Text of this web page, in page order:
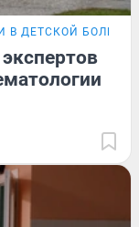
В ДЕТСКОЙ